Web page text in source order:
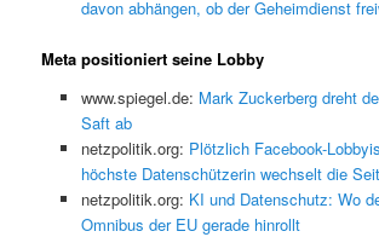
davon abhängen, ob der Geheimdienst
Meta positioniert seine Lobby
www.spiegel.de: Mark Zuckerberg dreht
Saft ab
netzpolitik.org: Plötzlich Facebook-
höchste Datenschützerin wechselt die
netzpolitik.org: KI und Datenschutz: Wo
Omnibus der EU gerade hinrollt